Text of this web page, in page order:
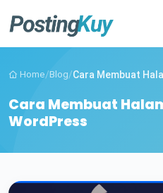
Home/Blog/Cara Membuat
Cara Membuat
WordPress